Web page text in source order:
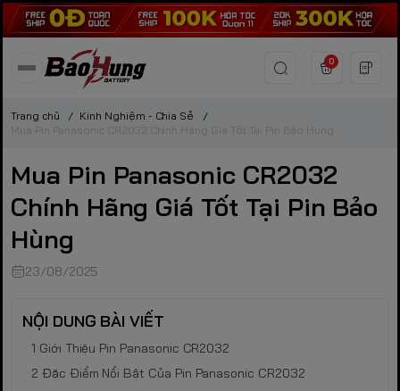
0
Trang chủ / Kinh Nghiệm - Chia Sẻ
/
Mua Pin Panasonic CR2032 Chính Hãng Giá Tốt Tại Pin Bảo Hùng
Mua Pin Panasonic CR2032
Chính Hãng Giá Tốt Tại Pin Bảo
Hùng
23/08/2025
NỘI DUNG BÀI VIẾT
Giới Thiệu Pin Panasonic CR2032
Đặc Điểm Nổi Bật Của Pin Panasonic CR2032